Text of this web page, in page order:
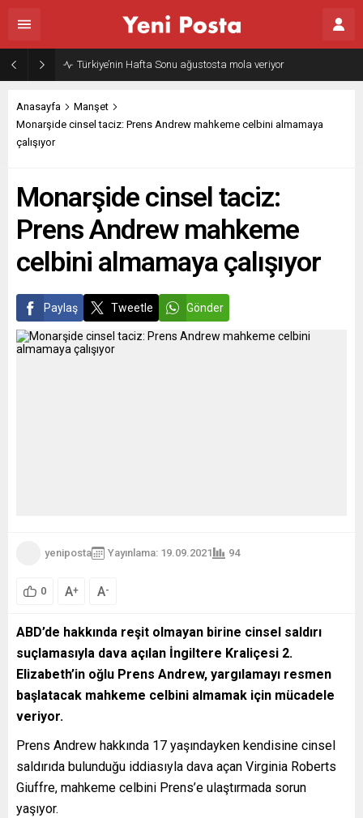
Türkiye’nin Hafta Sonu ağustosta mola veriyor
Anasayfa
Manşet
Monarşide cinsel taciz: Prens Andrew mahkeme celbini almamaya
çalışıyor
Monarşide cinsel taciz:
Prens Andrew mahkeme
celbini almamaya çalışıyor
Paylaş Tweetle Gönder
yeniposta Yayınlama: 19.09.2021 94
0 A+ A-
ABD’de hakkında reşit olmayan birine cinsel saldırı
suçlamasıyla dava açılan İngiltere Kraliçesi 2.
Elizabeth’in oğlu Prens Andrew, yargılamayı resmen
başlatacak mahkeme celbini almamak için mücadele
veriyor.
Prens Andrew hakkında 17 yaşındayken kendisine cinsel
saldırıda bulunduğu iddiasıyla dava açan Virginia Roberts
Giuffre, mahkeme celbini Prens’e ulaştırmada sorun
yaşıyor.